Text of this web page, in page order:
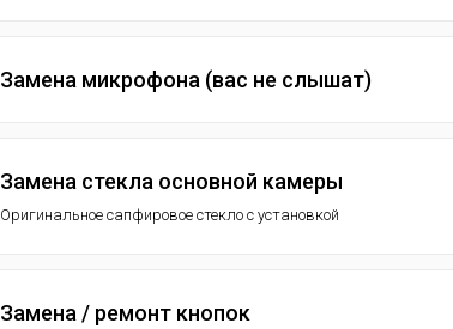
Замена микрофона (вас не слышат)
Замена стекла основной камеры
Оригинальное сапфировое стекло с установкой
Замена / ремонт кнопок